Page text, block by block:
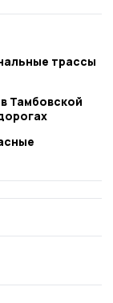
трассы
Тамбовской